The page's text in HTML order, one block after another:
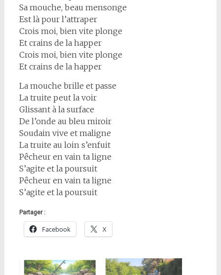
Sa mouche, beau mensonge
Est là pour l’attraper
Crois moi, bien vite plonge
Et crains de la happer
Crois moi, bien vite plonge
Et crains de la happer
La mouche brille et passe
La truite peut la voir
Glissant à la surface
De l’onde au bleu miroir
Soudain vive et maligne
La truite au loin s’enfuit
Pêcheur en vain ta ligne
S’agite et la poursuit
Pêcheur en vain ta ligne
S’agite et la poursuit
Partager :
Facebook X